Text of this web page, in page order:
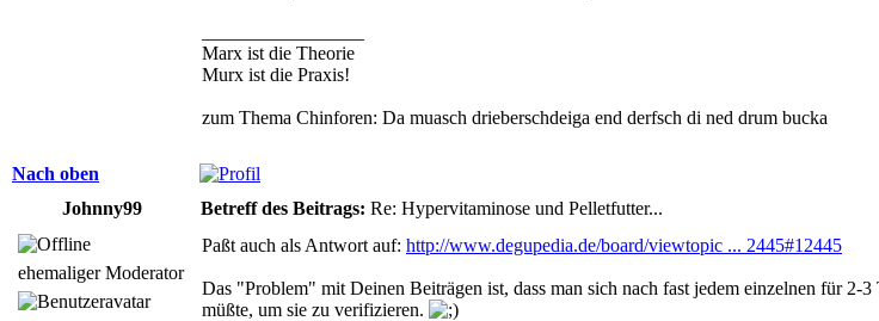
Marx ist die Theorie
Murx ist die Praxis!
zum Thema Chinforen: Da muasch drieberschdeiga end derfsch di ned drum bucka
Nach oben
Johnny99
Betreff des Beitrags: Re: Hypervitaminose und Pelletfutter...
ehemaliger Moderator
Paßt auch als Antwort auf: http://www.degupedia.de/board/viewtopic ... 2445#12445
Das "Problem" mit Deinen Beiträgen ist, dass man sich nach fast jedem einzelnen für
müßte, um sie zu verifizieren.